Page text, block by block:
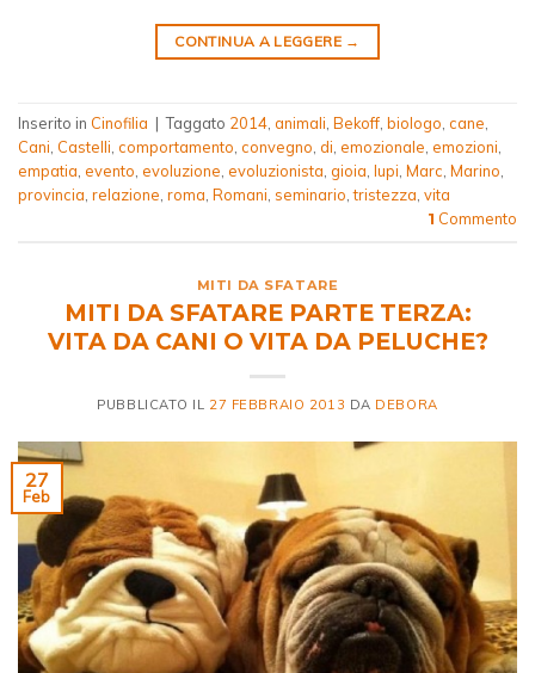
CONTINUA A LEGGERE →
Inserito in Cinofilia | Taggato 2014 animali Bekoff biologo cane
Cani Castelli comportamento convegno di emozionale emozioni
empatia evento evoluzione evoluzionista gioia lupi Marc Marino
provincia relazione roma Romani seminario ,tristezza vita
1 Commento
MITI DA SFATARE
MITI DA SFATARE PARTE TERZA:
VITA DA CANI O VITA DA PELUCHE?
PUBBLICATO IL 27 FEBBRAIO 2013 DA DEBORA
27
Feb